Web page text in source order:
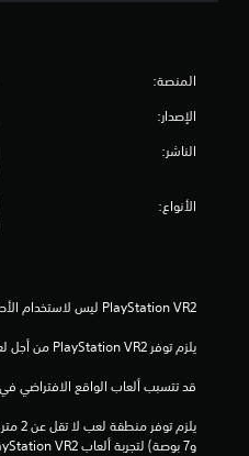
المنصة:
الإصدار:
الناشر:
الأنواع:
يلزم توفر PlayStation VR2 من أجل لعب نسخة PS5 من هذه اللعبة.
قد تتسبب ألعاب الواقع الافتراضي
و7 بوصة) لتجربة ألعاب PlayStation VR2 بأسلوب مدى الغرفة.